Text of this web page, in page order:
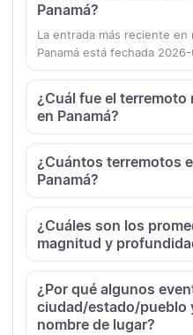
Panamá?
La entrada más reciente
Panamá está fechada
¿Cuál fue el
en Panamá?
¿Cuántos terremotos
Panamá?
¿Cuáles son los
magnitud y
¿Por qué algunos
ciudad/estado/pueblo
nombre de lugar?